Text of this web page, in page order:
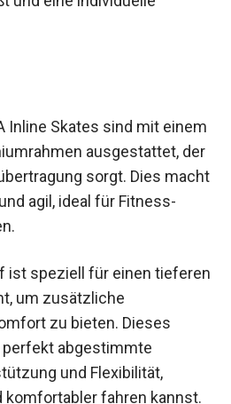
und eine individuelle
Inline Skates sind mit
direkte
Dies macht sie
ist speziell für einen
geformt, um zusätzliche
zu bieten. Dieses
perfekt abgestimmte